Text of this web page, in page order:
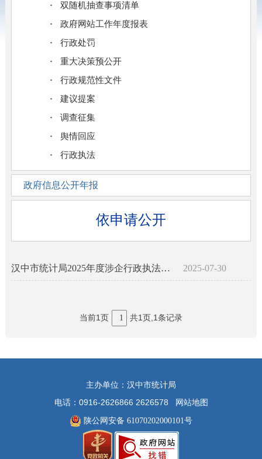
双随机抽查事项清单
政府网站工作年度报表
行政处罚
重大决策预公开
行政规范性文件
建议提案
调查征集
舆情回应
行政执法
政府信息公开年报
依申请公开
汉中市统计局2025年度涉企行政执法检查计划 2025-07-30
当前1页 1 共1页,1条记录
主办单位：汉中市统计局
电话：0916-2626866 2626578
网站地图
陕公网安备 61070202000101号